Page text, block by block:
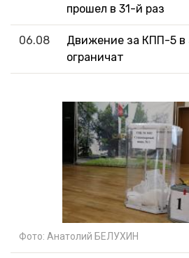
прошел в 31-й раз
06.08
Движение за КПП-5 в
ограничат
Фото: Анатолий БЕЛУХИН